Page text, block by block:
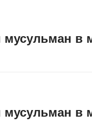
мусульман в
мусульман в